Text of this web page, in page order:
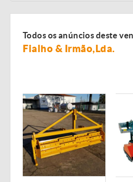
Todos os anúncios deste
Fialho & Irmão,Lda.